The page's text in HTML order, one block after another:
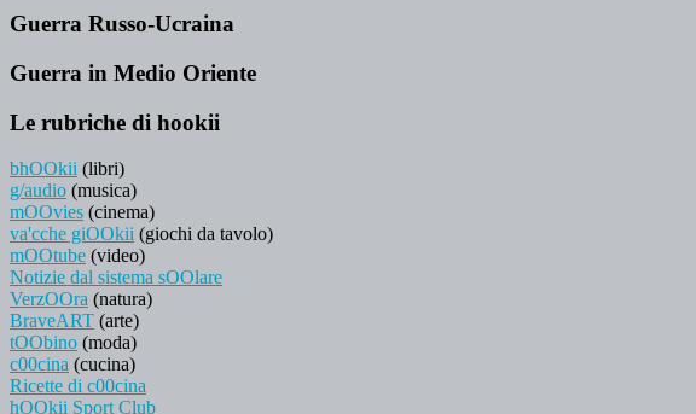
Guerra Russo-Ucraina
Guerra in Medio Oriente
Le rubriche di hookii
bhOOkii (libri)
g/audio (musica)
mOOvies (cinema)
va'cche giOOkii (giochi da tavolo)
mOOtube (video)
Notizie dal sistema sOOlare
VerzOOra (natura)
BraveART (arte)
tOObino (moda)
c00cina (cucina)
Ricette di c00cina
hOOkii Sport Club